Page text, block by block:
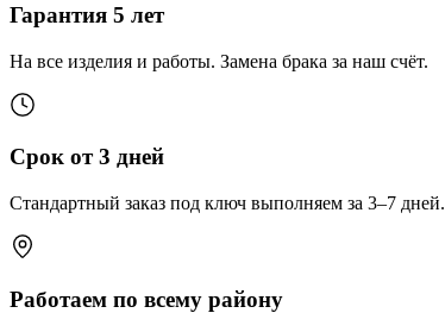
Гарантия 5 лет
На все изделия и работы. Замена брака за наш счёт.
Срок от 3 дней
Стандартный заказ под ключ выполняем за 3–7 дней.
Работаем по всему району